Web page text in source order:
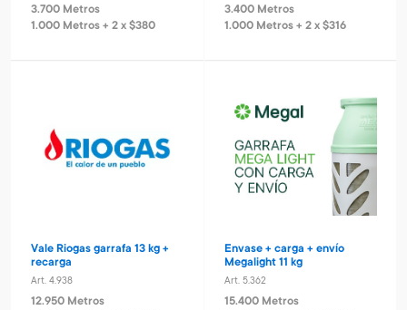
3.700 Metros
1.000 Metros + 2 x $380
3.400 Metros
1.000 Metros + 2 x $316
Vale Riogas garrafa 13 kg +
recarga
Art. 4.938
12.950 Metros
Envase + carga + envío
Megalight 11 kg
Art. 5.362
15.400 Metros